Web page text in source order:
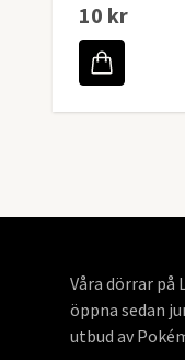
10 kr
Våra dörrar på
öppna sedan
utbud av